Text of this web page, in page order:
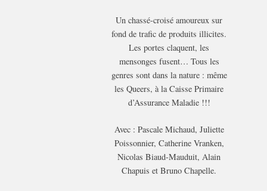
Un chassé-croisé amoureux sur
fond de trafic de produits illicites.
Les portes claquent, les
mensonges fusent… Tous les
genres sont dans la nature : même
les Queers, à la Caisse Primaire
d’Assurance Maladie !!!
Avec : Pascale Michaud, Juliette
Poissonnier, Catherine Vranken,
Nicolas Biaud-Mauduit, Alain
Chapuis et Bruno Chapelle.